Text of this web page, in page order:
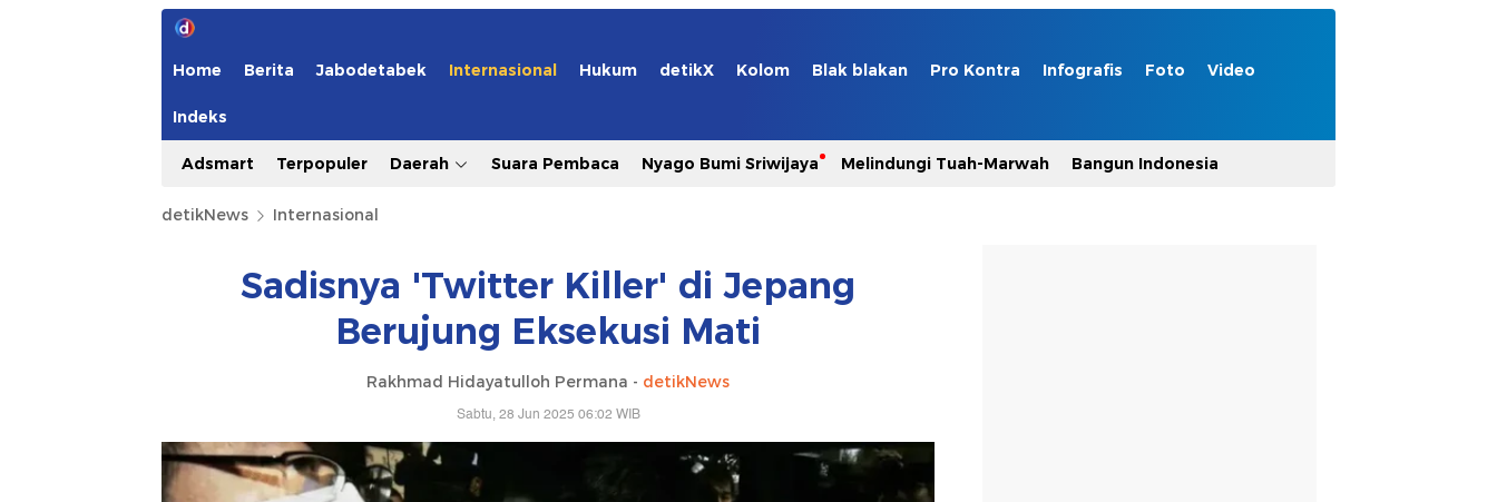
Home Berita Jabodetabek Internasional Hukum detikX Kolom Blak blakan Pro Kontra Infografis Foto Video
Indeks
Adsmart Terpopuler Daerah Suara Pembaca Nyago Bumi Sriwijaya Melindungi Tuah-Marwah Bangun Indonesia
detikNews Internasional
Sadisnya 'Twitter Killer' di Jepang
Berujung Eksekusi Mati
Rakhmad Hidayatulloh Permana - detikNews
Sabtu, 28 Jun 2025 06:02 WIB